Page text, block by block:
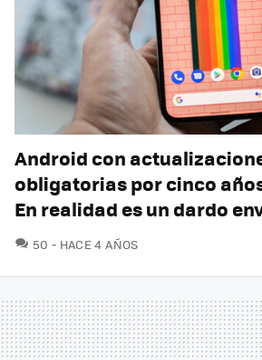
Android con
obligatorias por cinco
En realidad es un dardo
50 COMENTARIOS
HACE 4 AÑOS